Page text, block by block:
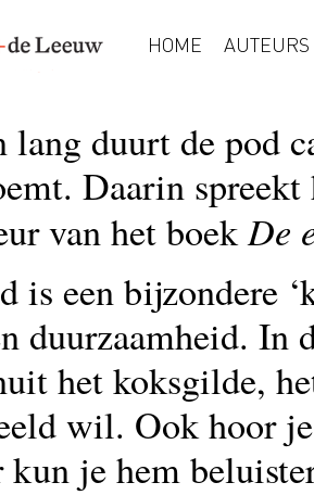
HOME AUTEURS
lang duurt de pod
Daarin
van het boekDe
is een bijzondere
duurzaamheid. In
het koksgilde,
wil. Ook hoor
je hem